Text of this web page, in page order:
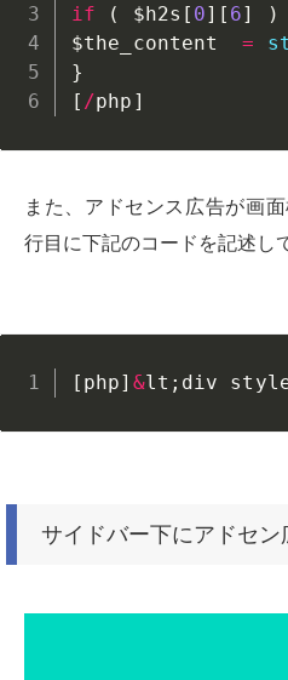
if
( $h2s [ 0] [ 6] )
$the_content
=
}
[ /php ]
また、アドセンス広告が画
行目に下記のコードを記述し
[ php] &lt ; div
サイドバー下にアドセ